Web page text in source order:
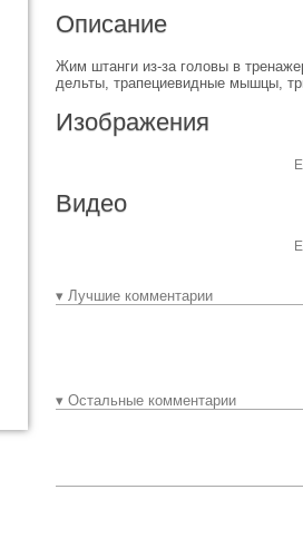
Описание
Жим штанги из-за головы в
дельты, трапециевидные мышцы,
Изображения
Видео
▾ Лучшие комментарии
▾ Остальные комментарии